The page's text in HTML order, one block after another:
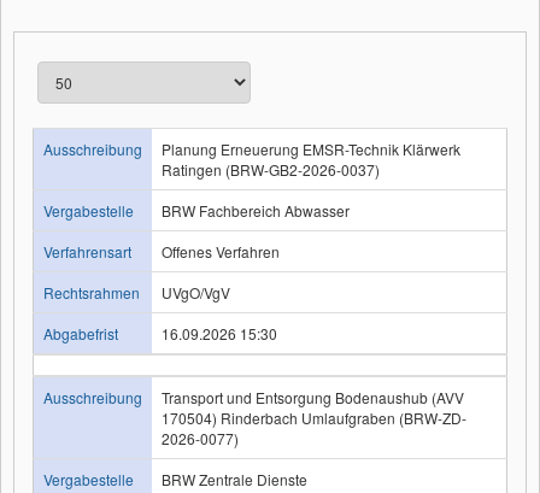
Ausschreibung
Planung Erneuerung EMSR-Technik Klärwerk
Ratingen (BRW-GB2-2026-0037)
Vergabestelle
BRW Fachbereich Abwasser
Verfahrensart
Offenes Verfahren
Rechtsrahmen
UVgO/VgV
Abgabefrist
16.09.2026 15:30
Ausschreibung
Transport und Entsorgung Bodenaushub (AVV
170504) Rinderbach Umlaufgraben (BRW-ZD-
2026-0077)
Vergabestelle
BRW Zentrale Dienste